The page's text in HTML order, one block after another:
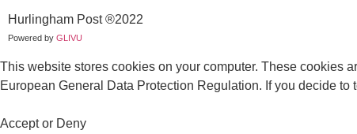
Hurlingham Post ®2022
Powered by GLIVU
This website stores cookies on your computer. These cookies
European General Data Protection Regulation. If you decide
Accept or Deny